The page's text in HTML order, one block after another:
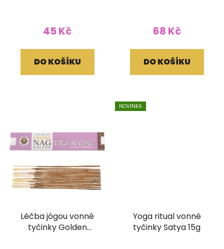
45 Kč
DO KOŠÍKU
68 Kč
DO KOŠÍKU
Léčba jógou vonné
tyčinky Golden
NOVINKA
Yoga ritual vonné
tyčinky Satya 15g